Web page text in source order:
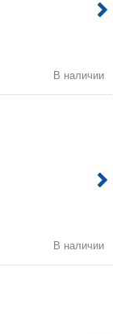
В наличии
В наличии